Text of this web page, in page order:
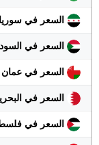
السعر في سوريا
السعر في
السعر في عمان
السعر في
السعر في